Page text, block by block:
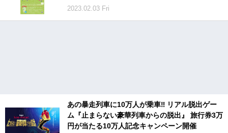
2023.02.03 Fri
あの暴走列車に10万人が乗車‼ リアル脱出ゲー
ム『止まらない豪華列車からの脱出』 旅行券3万
円が当たる10万人記念キャンペーン開催